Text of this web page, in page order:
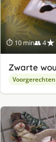
⏱ 10 min👥 4
Zwarte